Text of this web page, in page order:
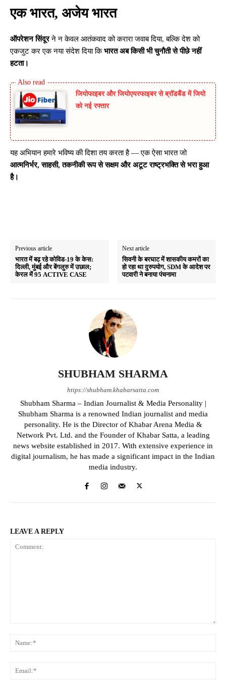
एक भारत, अजेय भारत
ऑपरेशन सिंदूरने न केवल आतंकवाद को करारा जवाब दिया, बल्कि देश को
एकजुट कर एक नया संदेश दिया किभारत अब किसी भी चुनौती से पीछे नहीं
हटता।
जियोफाइबर और जियोएयरफाइबर से ब्रॉडबैंड में जियो
को नई रफ्तार
यह अभियान हमारे भविष्य की दिशा तय करता है — एक ऐसा भारत जो
आत्मनिर्भर, साहसी, तकनीकी रूप से सक्षम और अटूट राष्ट्रभक्ति से भरा हुआ
है।
Previous article
भारत में बढ़ रहे कोविड-19 के केस:
दिल्ली, मुंबई और बेंगलुरु में उछाल;
केरल में 95 ACTIVE CASE
Next article
सिवनी के बरघाट में शासकीय कमरों का
हो रहा था दुरुपयोग, SDM के आदेश पर
पटवारी ने बनाया पंचनामा
SHUBHAM SHARMA
https://shubham.khabarsatta.com
Shubham Sharma – Indian Journalist & Media Personality |
Shubham Sharma is a renowned Indian journalist and media
personality. He is the Director of Khabar Arena Media &
Network Pvt. Ltd. and the Founder of Khabar Satta, a leading
news website established in 2017. With extensive experience in
digital journalism, he has made a significant impact in the Indian
media industry.
LEAVE A REPLY